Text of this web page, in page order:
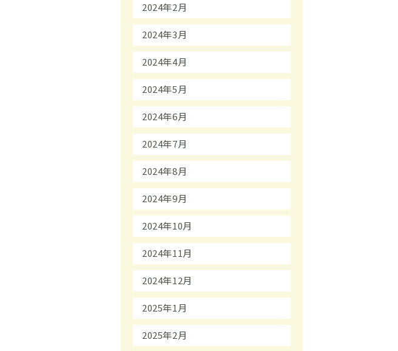
2024年2月
2024年3月
2024年4月
2024年5月
2024年6月
2024年7月
2024年8月
2024年9月
2024年10月
2024年11月
2024年12月
2025年1月
2025年2月